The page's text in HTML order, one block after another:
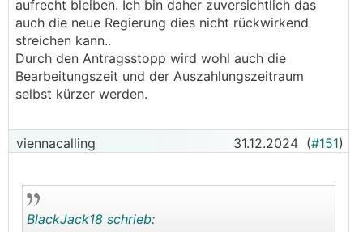
aufrecht bleiben. Ich bin daher zuversichtlich das
auch die neue Regierung dies nicht rückwirkend
streichen kann..
Durch den Antragsstopp wird wohl auch die
Bearbeitungszeit und der Auszahlungszeitraum
selbst kürzer werden.
viennacalling 31.12.2024 (#151)
BlackJack18 schrieb: